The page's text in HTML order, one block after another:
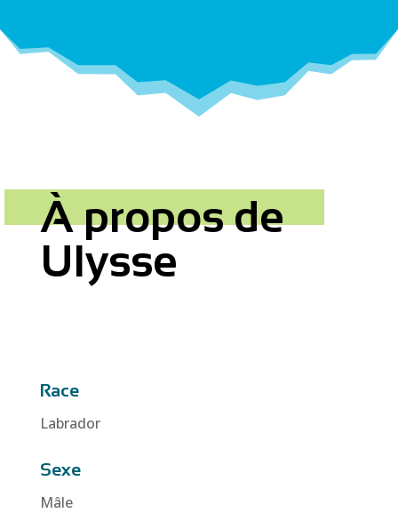
À propos de
Ulysse
Race
Labrador
Sexe
Mâle